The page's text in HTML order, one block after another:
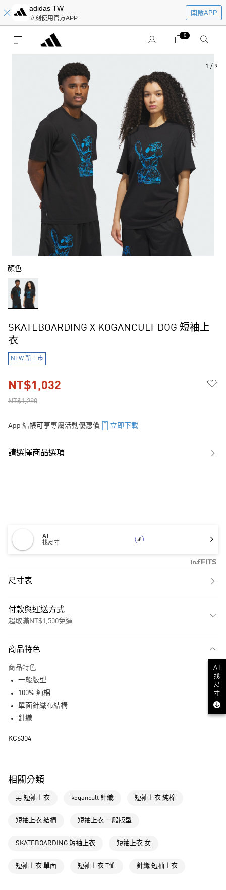
adidas TW
立刻使用官方APP
開啟APP
0
1 / 9
顏色
SKATEBOARDING X KOGANCULT DOG 短袖上
衣
NEW 新上市
NT$1,290
NT$1,032
App 結帳可享專屬活動優惠價 立即下載
請選擇商品選項
AI
找尺寸
尺寸表
付款與運送方式
超取滿NT$1,500免運
LINE Pay
運送方式
付款後全家取貨
每筆NT$80，滿NT$1,500(含以上)免運費
萊爾富取貨付款
每筆NT$80，滿NT$1,500(含以上)免運費
商品特色
商品特色
一般版型
100% 純棉
單面針織布結構
針織
KC6304
相關分類
男 短袖上衣 kogancult 針織 短袖上衣 純棉
短袖上衣 結構 短袖上衣 一般版型
SKATEBOARDING 短袖上衣 短袖上衣 女
短袖上衣 單面 短袖上衣 T恤 針織 短袖上衣
AI
找
尺
寸